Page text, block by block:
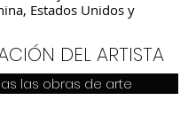
Estados Unidos y
DEL ARTISTA
las obras de arte